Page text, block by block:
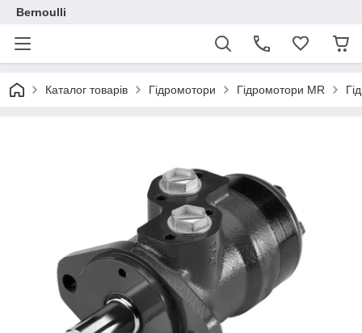
Bernoulli
Каталог товарів Гідромотори Гідромотори MR